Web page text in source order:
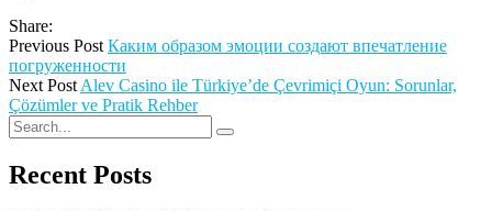
Share:
Previous Post Каким образом эмоции создают впечатление
погруженности
Next PostAlev Casino ile Türkiye’de Çevrimiçi Oyun: Sorunlar,
Çözümler ve Pratik Rehber
Recent Posts